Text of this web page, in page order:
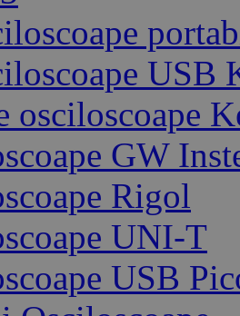
USB
osciloscoape
GW
Rigol
UNI-T
USB